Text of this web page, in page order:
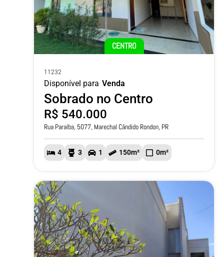
CENTRO
11232
Disponível para Venda
Sobrado no Centro
R$ 540.000
Rua Paraíba, 5077, Marechal Cândido Rondon, PR
4 3 1 150m² 0m²